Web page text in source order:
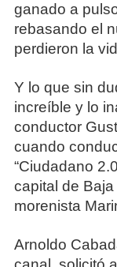
ganado a
rebasando el
perdieron la
Y lo que sin
increíble y lo
conductor
cuando
“Ciudadano
capital de
morenista
Arnoldo